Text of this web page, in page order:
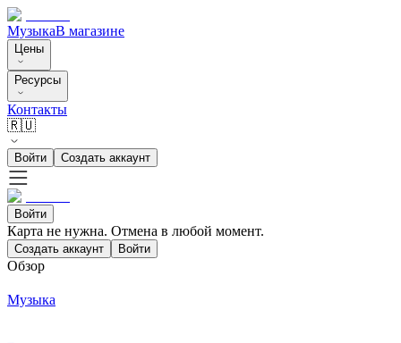
МузыкаВ магазине
Цены
Ресурсы
Контакты
🇷🇺
Войти Создать аккаунт
Войти
Карта не нужна. Отмена в любой момент.
Создать аккаунт Войти
Обзор
Музыка